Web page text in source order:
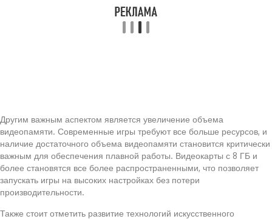
Другим важным аспектом является увеличение объема
видеопамяти. Современные игры требуют все больше ресурсов, и
наличие достаточного объема видеопамяти становится критически
важным для обеспечения плавной работы. Видеокарты с 8 ГБ и
более становятся все более распространенными, что позволяет
запускать игры на высоких настройках без потери
производительности.
Также стоит отметить развитие технологий искусственного